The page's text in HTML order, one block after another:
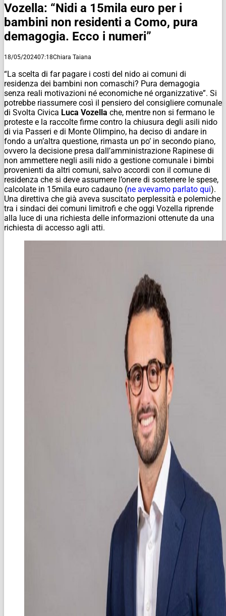
Vozella: “Nidi a 15mila euro per i
bambini non residenti a Como, pura
demagogia. Ecco i numeri”
18/05/202407:18Chiara Taiana
“La scelta di far pagare i costi del nido ai comuni di
residenza dei bambini non comaschi? Pura demagogia
senza reali motivazioni né economiche né organizzative”. Si
potrebbe riassumere così il pensiero del consigliere comunale
di Svolta Civica Luca Vozella che, mentre non si fermano le
proteste e la raccolte firme contro la chiusura degli asili nido
di via Passeri e di Monte Olimpino, ha deciso di andare in
fondo a un’altra questione, rimasta un po’ in secondo piano,
ovvero la decisione presa dall’amministrazione Rapinese di
non ammettere negli asili nido a gestione comunale i bimbi
provenienti da altri comuni, salvo accordi con il comune di
residenza che si deve assumere l’onere di sostenere le spese,
calcolate in 15mila euro cadauno (ne avevamo parlato qui).
Una direttiva che già aveva suscitato perplessità e polemiche
tra i sindaci dei comuni limitrofi e che oggi Vozella riprende
alla luce di una richiesta delle informazioni ottenute da una
richiesta di accesso agli atti.